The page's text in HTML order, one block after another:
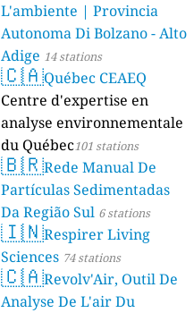
L'ambiente | Provincia
Autonoma Di Bolzano - Alto
Adige 14 stations
🇨🇦Québec CEAEQ
Centre d'expertise en
analyse environnementale
du Québec101 stations
🇧🇷Rede Manual De
Partículas Sedimentadas
Da Região Sul 6 stations
🇮🇳Respirer Living
Sciences 74 stations
🇨🇦Revolv'Air, Outil De
Analyse De L'air Du